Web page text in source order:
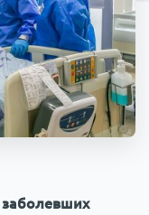
Статьи
И КРИМИНАЛ
мелочей
заболевших